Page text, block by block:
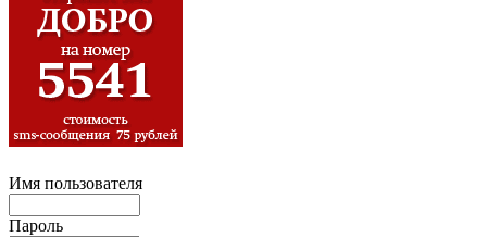
Имя пользователя
Пароль